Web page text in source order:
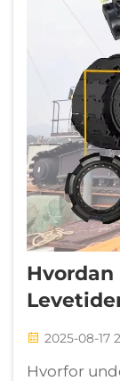
2025-08-17
Hvorfor